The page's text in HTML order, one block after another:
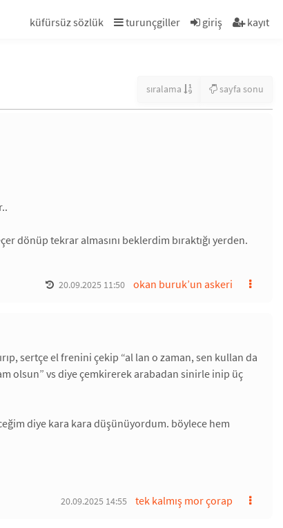
küfürsüz sözlük turunçgiller giriş kayıt
sıralama sayfa sonu
dönüp tekrar almasını beklerdim bıraktığı yerden.
okan buruk’un askeri
20.09.2025 11:50
sertçe el frenini çekip “al lan o zaman, sen kullan da
olsun” vs diye çemkirerek arabadan sinirle inip üç
diye kara kara düşünüyordum. böylece hem
tek kalmış mor çorap
20.09.2025 14:55